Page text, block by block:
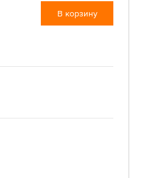
В корзину